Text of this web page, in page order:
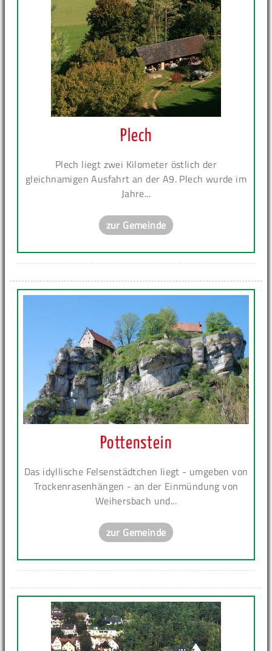
Plech
Plech liegt zwei Kilometer östlich der
gleichnamigen Ausfahrt an der A9. Plech wurde im
Jahre...
zur Gemeinde
Pottenstein
Das idyllische Felsenstädtchen liegt - umgeben von
Trockenrasenhängen - an der Einmündung von
Weihersbach und...
zur Gemeinde